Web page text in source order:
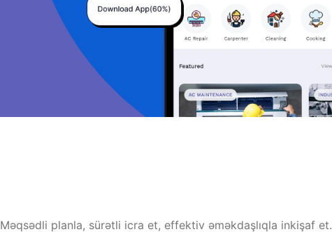
Məqsədli planla, sürətli icra et, effektiv əməkdaşlıqla inkişaf et.